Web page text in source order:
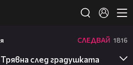
СЛЕДВАЙ 1816
след градушката